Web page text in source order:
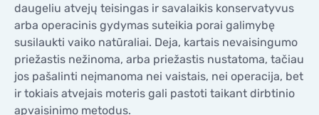
daugeliu atvejų teisingas ir savalaikis konservatyvus
arba operacinis gydymas suteikia porai galimybę
susilaukti vaiko natūraliai. Deja, kartais nevaisingumo
priežastis nežinoma, arba priežastis nustatoma, tačiau
jos pašalinti neįmanoma nei vaistais, nei operacija, bet
ir tokiais atvejais moteris gali pastoti taikant dirbtinio
apvaisinimo metodus.